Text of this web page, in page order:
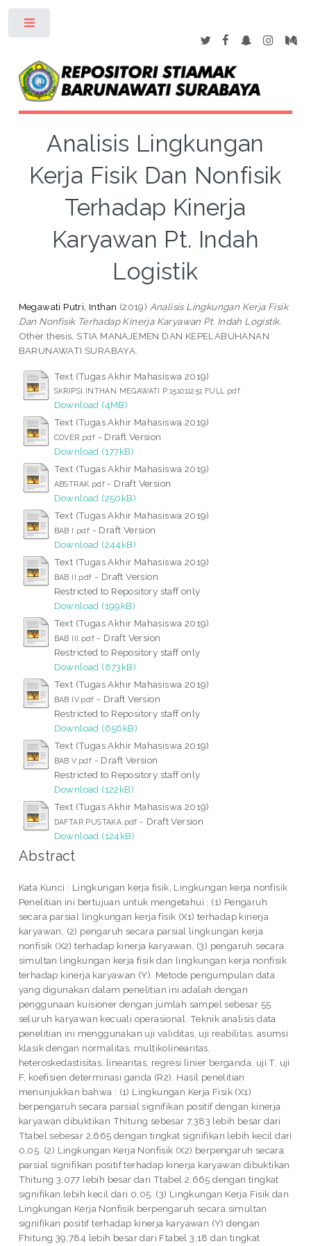
Analisis Lingkungan
Kerja Fisik Dan Nonfisik
Terhadap Kinerja
Karyawan Pt. Indah
Logistik
Megawati Putri, Inthan (2019) Analisis Lingkungan Kerja Fisik
Dan Nonfisik Terhadap Kinerja Karyawan Pt. Indah Logistik.
Other thesis, STIA MANAJEMEN DAN KEPELABUHANAN
BARUNAWATI SURABAYA.
Text (Tugas Akhir Mahasiswa 2019)
SKRIPSI.INTHAN MEGAWATI P.151011251 FULL.pdf
Download (4MB)
Text (Tugas Akhir Mahasiswa 2019)
COVER.pdf - Draft Version
Download (177kB)
Text (Tugas Akhir Mahasiswa 2019)
ABSTRAK.pdf - Draft Version
Download (250kB)
Text (Tugas Akhir Mahasiswa 2019)
BAB I.pdf - Draft Version
Download (244kB)
Text (Tugas Akhir Mahasiswa 2019)
BAB II.pdf - Draft Version
Restricted to Repository staff only
Download (199kB)
Text (Tugas Akhir Mahasiswa 2019)
BAB III.pdf - Draft Version
Restricted to Repository staff only
Download (673kB)
Text (Tugas Akhir Mahasiswa 2019)
BAB IV.pdf - Draft Version
Restricted to Repository staff only
Download (656kB)
Text (Tugas Akhir Mahasiswa 2019)
BAB V.pdf - Draft Version
Restricted to Repository staff only
Download (122kB)
Text (Tugas Akhir Mahasiswa 2019)
DAFTAR PUSTAKA.pdf - Draft Version
Download (124kB)
Abstract
Kata Kunci : Lingkungan kerja fisik, Lingkungan kerja nonfisik
Penelitian ini bertujuan untuk mengetahui : (1) Pengaruh
secara parsial lingkungan kerja fisik (X1) terhadap kinerja
karyawan, (2) pengaruh secara parsial lingkungan kerja
nonfisik (X2) terhadap kinerja karyawan, (3) pengaruh secara
simultan lingkungan kerja fisik dan lingkungan kerja nonfisik
terhadap kinerja karyawan (Y). Metode pengumpulan data
yang digunakan dalam penelitian ini adalah dengan
penggunaan kuisioner dengan jumlah sampel sebesar 55
seluruh karyawan kecuali operasional. Teknik analisis data
penelitian ini menggunakan uji validitas, uji reabilitas, asumsi
klasik dengan normalitas, multikolinearitas,
heteroskedastisitas, linearitas, regresi linier berganda, uji T, uji
F, koefisien determinasi ganda (R2). Hasil penelitian
menunjukkan bahwa : (1) Lingkungan Kerja Fisik (X1)
berpengaruh secara parsial signifikan positif dengan kinerja
karyawan dibuktikan Thitung sebesar 7,383 lebih besar dari
Ttabel sebesar 2,665 dengan tingkat signifikan lebih kecil dari
0,05. (2) Lingkungan Kerja Nonfisik (X2) berpengaruh secara
parsial signifikan positif terhadap kinerja karyawan dibuktikan
Thitung 3,077 lebih besar dari Ttabel 2,665 dengan tingkat
signifikan lebih kecil dari 0,05. (3) Lingkungan Kerja Fisik dan
Lingkungan Kerja Nonfisik berpengaruh secara simultan
signifikan positif terhadap kinerja karyawan (Y) dengan
Fhitung 39,784 lebih besar dari Ftabel 3,18 dan tingkat